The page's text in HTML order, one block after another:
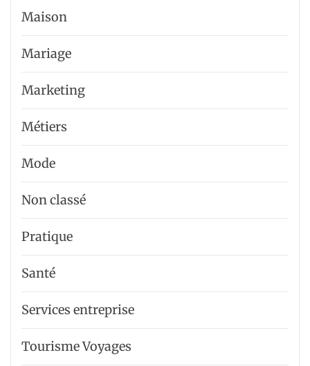
Maison
Mariage
Marketing
Métiers
Mode
Non classé
Pratique
Santé
Services entreprise
Tourisme Voyages